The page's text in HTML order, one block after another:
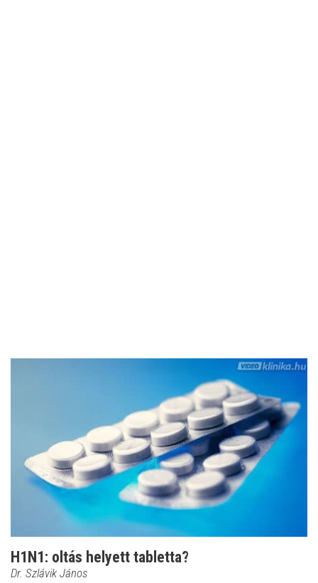
H1N1: oltás helyett tabletta?
Dr. Szlávik János